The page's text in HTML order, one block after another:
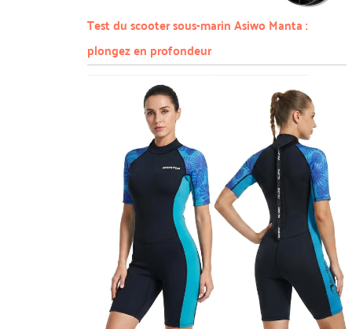
Test du scooter sous-marin Asiwo Manta :
plongez en profondeur